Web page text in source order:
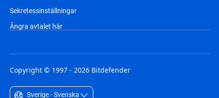
Sekretessinställningar
Ångra avtalet här
Copyright © 1997 - 2026 Bitdefender
Sverige - Svenska